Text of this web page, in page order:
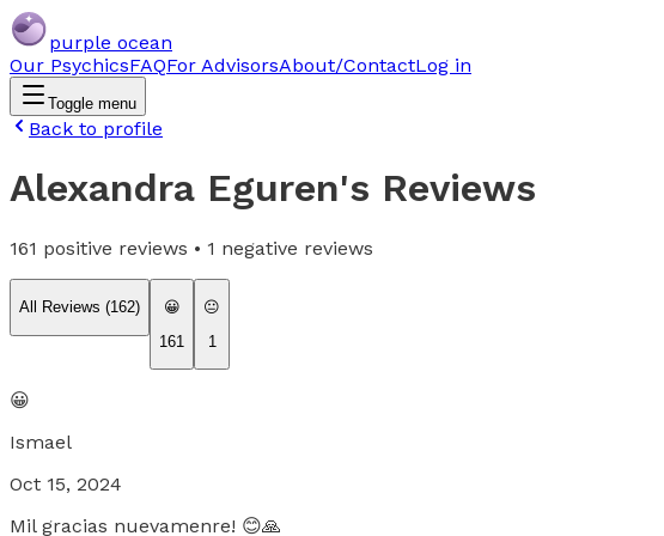
purple ocean
Our PsychicsFAQFor AdvisorsAbout/ContactLog in
Toggle menu
Back to profile
Alexandra Eguren's Reviews
161 positive reviews • 1 negative reviews
All Reviews (162)
😀
161
😐
1
😀
Ismael
Oct 15, 2024
Mil gracias nuevamenre! 😊🙏